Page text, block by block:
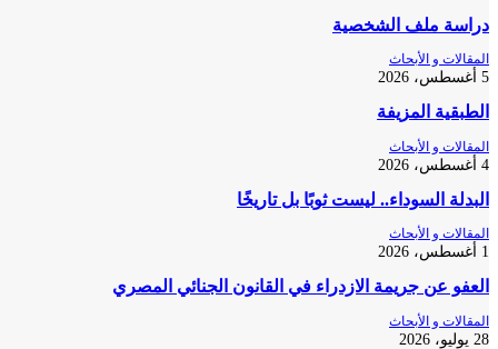
دراسة ملف الشخصية
المقالات و الأبحاث
5 أغسطس، 2026
الطبقية المزيفة
المقالات و الأبحاث
4 أغسطس، 2026
البدلة السوداء.. ليست ثوبًا بل تاريخًا
المقالات و الأبحاث
1 أغسطس، 2026
العفو عن جريمة الازدراء في القانون الجنائي المصري
المقالات و الأبحاث
28 يوليو، 2026